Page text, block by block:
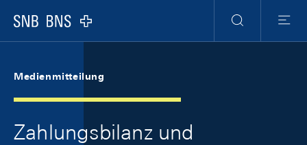
Logo
Suche
Menu
Medienmitteilung
Zahlungsbilanz und